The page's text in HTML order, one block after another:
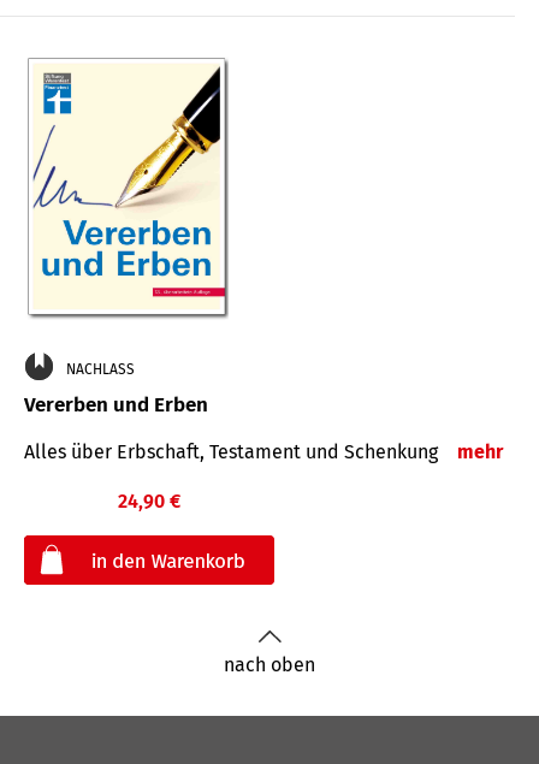
NACHLASS
Vererben und Erben
Alles über Erbschaft, Testament und Schenkung mehr
24,90 €
nach oben